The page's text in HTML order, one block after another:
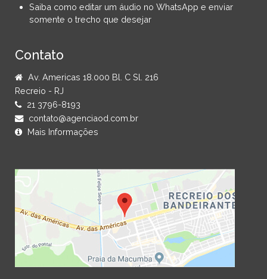
Saiba como editar um áudio no WhatsApp e enviar
somente o trecho que desejar
Contato
Av. Americas 18.000 Bl. C Sl. 216
Recreio - RJ
21 3796-8193
contato@agenciaod.com.br
Mais Informações